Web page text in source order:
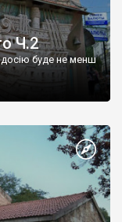
Ч.2
буде не менш